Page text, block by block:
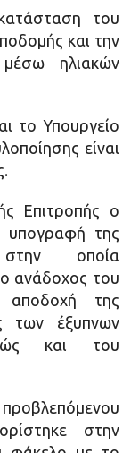
του
και την
ηλιακών
το Υπουργείο
είναι
Επιτροπής ο
της
στην οποία
ανάδοχος του
αποδοχή της
των έξυπνων
και του
στην